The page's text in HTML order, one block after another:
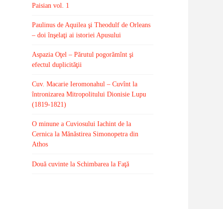
Paisian vol. 1
Paulinus de Aquilea şi Theodulf de Orleans
– doi înşelaţi ai istoriei Apusului
Aspazia Oţel – Părutul pogorămînt şi
efectul duplicităţii
Cuv. Macarie Ieromonahul – Cuvînt la
întronizarea Mitropolitului Dionisie Lupu
(1819-1821)
O minune a Cuviosului Iachint de la
Cernica la Mănăstirea Simonopetra din
Athos
Două cuvinte la Schimbarea la Faţă